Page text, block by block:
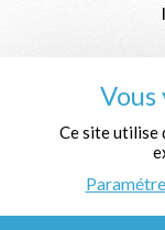
Vous
Ce site utilise